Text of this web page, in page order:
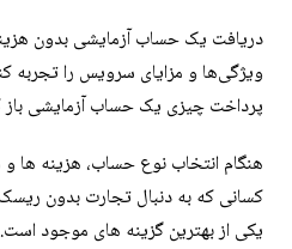
دریافت یک حساب آزمایشی بدون
ویژگی‌ها و مزایای سرویس را تجربه
پرداخت چیزی یک حساب آزمایشی باز
هنگام انتخاب نوع حساب، هزینه ها
کسانی که به دنبال تجارت بدون
یکی از بهترین گزینه های موجود است.